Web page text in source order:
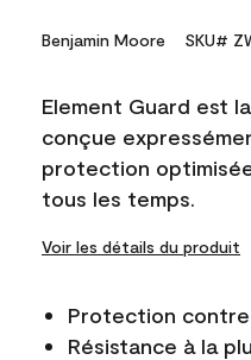
Benjamin Moore SKU#
Element Guard est
conçue
protection
tous les temps.
Voir les détails du produit
Protection contre
Résistance à la